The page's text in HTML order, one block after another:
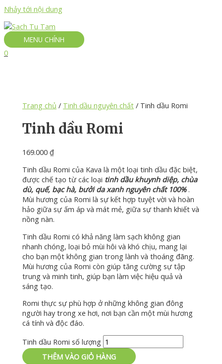
Nhảy tới nội dung
MENU CHÍNH
0
Trang chủ / Tinh dầu nguyên chất / Tinh dầu Romi
Tinh dầu Romi
169.000₫
Tinh dầu Romi của Kava là một loại tinh dầu đặc biệt,
được chế tạo từ các loại tinh dầu khuynh diệp, chùa
dù, quế, bạc hà, bưởi da xanh nguyên chất 100%.
Mùi hương của Romi là sự kết hợp tuyệt vời và hoàn
hảo giữa sự ấm áp và mát mẻ, giữa sự thanh khiết và
nồng nàn.
Tinh dầu Romi có khả năng làm sạch không gian
nhanh chóng, loại bỏ mùi hôi và khó chịu, mang lại
cho bạn một không gian trong lành và thoáng đãng.
Mùi hương của Romi còn giúp tăng cường sự tập
trung và minh tinh, giúp bạn làm việc hiệu quả và
sáng tạo.
Romi thực sự phù hợp ở những không gian đông
người hay trong xe hơi, nơi bạn cần một mùi hương
cá tính và độc đáo.
Tinh dầu Romi số lượng
THÊM VÀO GIỎ HÀNG